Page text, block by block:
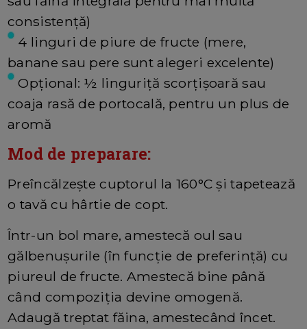
consistență)
4 linguri de piure de fructe (mere,
banane sau pere sunt alegeri excelente)
Opțional: ½ linguriță scorțișoară sau
coaja rasă de portocală, pentru un plus de
aromă
Mod de preparare:
Preîncălzește cuptorul la 160°C și tapetează
o tavă cu hârtie de copt.
Într-un bol mare, amestecă oul sau
gălbenușurile (în funcție de preferință) cu
piureul de fructe. Amestecă bine până
când compoziția devine omogenă.
Adaugă treptat făina, amestecând încet.